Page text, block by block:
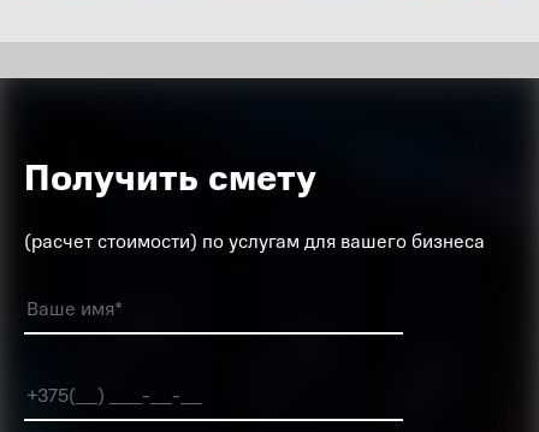
Получить смету
(расчет стоимости) по услугам для вашего бизнеса